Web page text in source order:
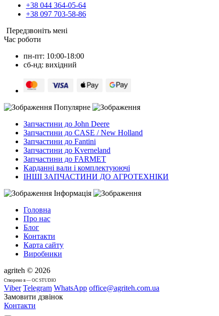
+38 044 364-05-64
+38 097 703-58-86
Передзвоніть мені
Час роботи
пн-пт: 10:00-18:00
сб-нд: вихідний
Популярне
Запчастини до John Deere
Запчастини до CASE / New Holland
Запчастини до Fantini
Запчастини до Kverneland
Запчастини до FARMET
Карданні вали і комплектуюючі
ІНШІ ЗАПЧАСТИНИ ДО АГРОТЕХНІКИ
Інформація
Головна
Про нас
Блог
Контакти
Карта сайту
Виробники
agriteh © 2026
Cтворено в — OC STUDIO
Viber Telegram WhatsApp office@agriteh.com.ua
Замовити дзвінок
Контакти